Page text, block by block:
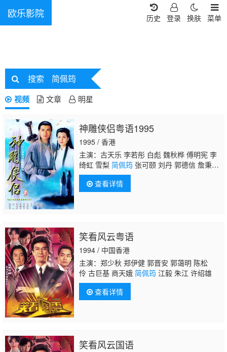
欧乐影院 菜单
换肤
登录
历史
搜索 简佩筠
视频 文章 明星
神雕侠侣粤语1995
1995 / 香港
主演：古天乐 李若彤 白彪 魏秋桦 傅明宪 李
绮虹 雪梨 简佩筠张可颐 刘丹 郭德信 詹秉
熙 朱铁和 骆应钧 吴家辉 李家强 戴志伟 江
毅 黄仲匡 张翼 苏玉华 黎耀祥 李国麟 吴家
乐 李子雄 何洁珊 李耀景 冯晓文 刘江 李丽
云 陈狄克 廖丽丽 陈安莹 虞天伟 博君 游飙 吕
剑光 孙季卿 区岳 罗君左 戴少民 邓汝超 伍文
生 汤俊明 张宏伟 薛纯基 何金灵 简文达
查看详情
笑看风云粤语
1994 / 中国香港
主演：郑少秋 郑伊健 郭晋安 郭蔼明 陈松
伶 古巨基 商天娥 简佩筠江毅 朱江 许绍雄
查看详情
笑看风云国语